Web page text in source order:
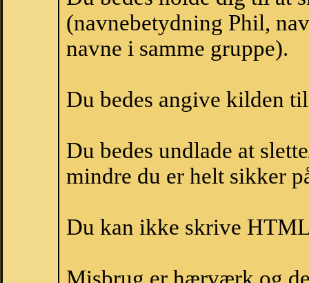
(navnebetydning Phil,
navne i samme gruppe).
Du bedes angive kilden
Du bedes undlade at
mindre du er helt sikker
Du kan ikke skrive